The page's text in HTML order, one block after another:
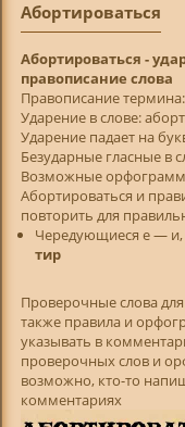
Абортироваться
Абортироваться -
правописание слова
Правописание термина:
Ударение в слове:
Ударение падает на
Безударные гласные в
Возможные
Абортироваться и
повторить для
Чередующиеся е — и,
тир
Проверочные слова
также правила и
указывать в
проверочных слов и
возможно, кто-то
комментариях